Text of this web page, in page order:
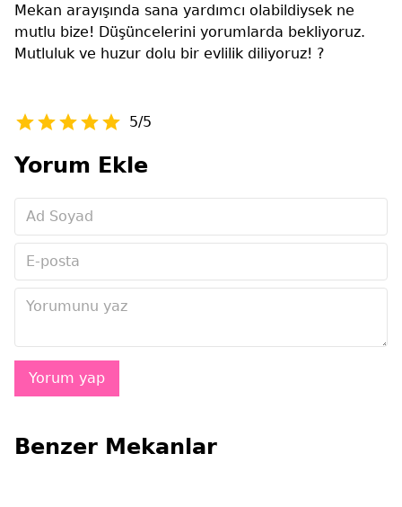
Mekan arayışında sana yardımcı olabildiysek ne
mutlu bize! Düşüncelerini yorumlarda bekliyoruz.
Mutluluk ve huzur dolu bir evlilik diliyoruz! ?
5/5
Yorum Ekle
Benzer Mekanlar